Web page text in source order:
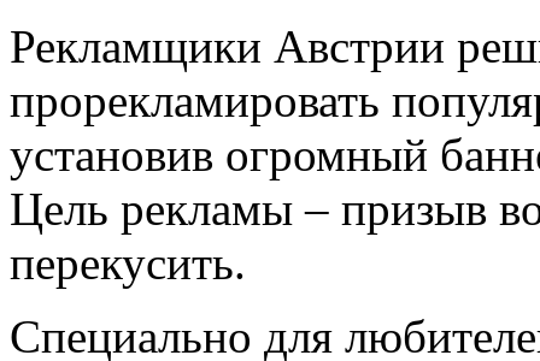
Рекламщики Австрии
прорекламировать
установив огромный
Цель рекламы – призыв
перекусить.
Специально для